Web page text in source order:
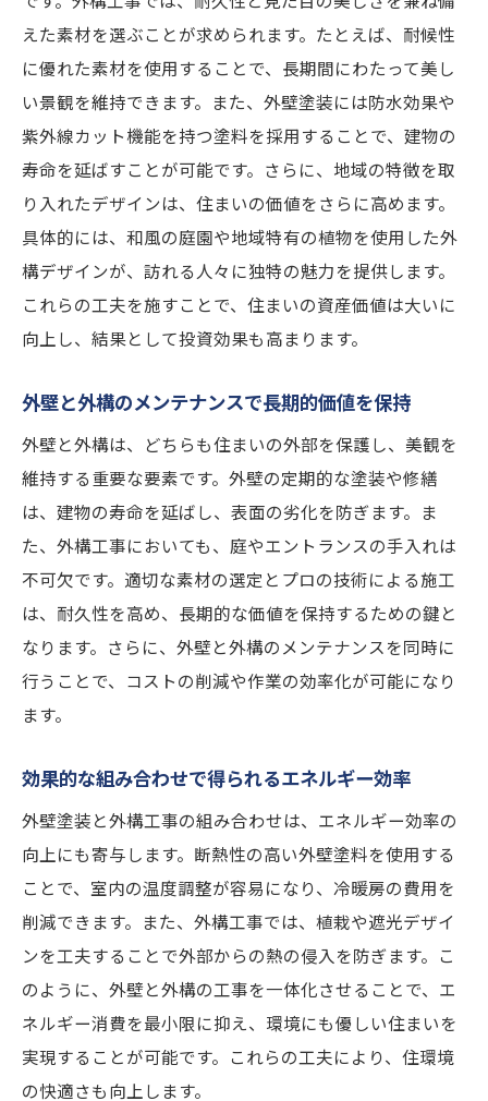
えた素材を選ぶことが求められます。たとえば、耐候性
に優れた素材を使用することで、長期間にわたって美し
い景観を維持できます。また、外壁塗装には防水効果や
紫外線カット機能を持つ塗料を採用することで、建物の
寿命を延ばすことが可能です。さらに、地域の特徴を取
り入れたデザインは、住まいの価値をさらに高めます。
具体的には、和風の庭園や地域特有の植物を使用した外
構デザインが、訪れる人々に独特の魅力を提供します。
これらの工夫を施すことで、住まいの資産価値は大いに
向上し、結果として投資効果も高まります。
外壁と外構のメンテナンスで長期的価値を保持
外壁と外構は、どちらも住まいの外部を保護し、美観を
維持する重要な要素です。外壁の定期的な塗装や修繕
は、建物の寿命を延ばし、表面の劣化を防ぎます。ま
た、外構工事においても、庭やエントランスの手入れは
不可欠です。適切な素材の選定とプロの技術による施工
は、耐久性を高め、長期的な価値を保持するための鍵と
なります。さらに、外壁と外構のメンテナンスを同時に
行うことで、コストの削減や作業の効率化が可能になり
ます。
効果的な組み合わせで得られるエネルギー効率
外壁塗装と外構工事の組み合わせは、エネルギー効率の
向上にも寄与します。断熱性の高い外壁塗料を使用する
ことで、室内の温度調整が容易になり、冷暖房の費用を
削減できます。また、外構工事では、植栽や遮光デザイ
ンを工夫することで外部からの熱の侵入を防ぎます。こ
のように、外壁と外構の工事を一体化させることで、エ
ネルギー消費を最小限に抑え、環境にも優しい住まいを
実現することが可能です。これらの工夫により、住環境
の快適さも向上します。